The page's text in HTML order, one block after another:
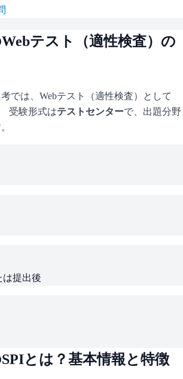
テスト（適性検査）の
では、Webテスト（適性検査）として
受験形式はテストセンターで、 出題分野
は提出後
SPIとは？基本情報と特徴